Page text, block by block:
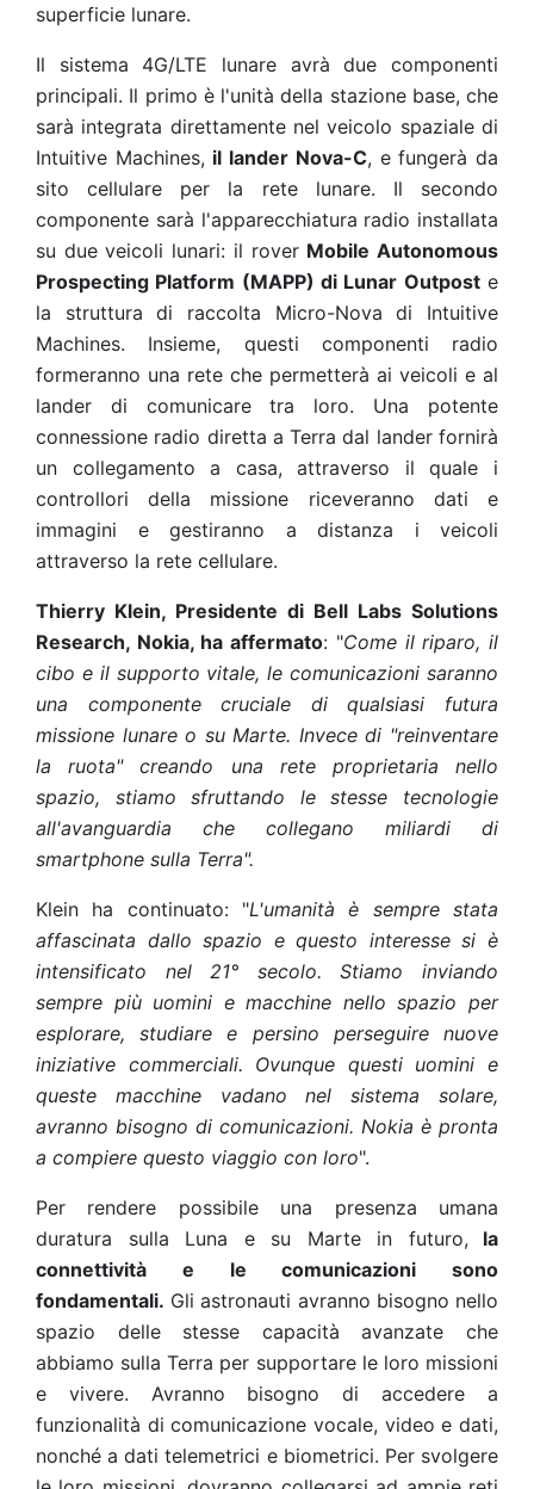
superficie lunare.
Il sistema 4G/LTE lunare avràdue componenti
principali. Il primo è l'unità della stazione base, che
sarà integrata direttamente nel veicolo spaziale di
Intuitive Machines, il lander Nova-C, e fungerà da
sito cellulare per la rete lunare. Il secondo
componente sarà l'apparecchiatura radio installata
su due veicoli lunari: il rover Mobile Autonomous
Prospecting Platform (MAPP) di Lunar Outposte
la struttura di raccolta Micro-Nova di Intuitive
Machines. Insieme, questi componenti radio
formeranno una rete che permetterà ai veicoli e al
lander di comunicare tra loro. Una potente
connessione radio diretta a Terra dal lander fornirà
un collegamento a casa, attraverso il quale i
controllori della missione riceveranno dati e
immagini e gestiranno a distanza i veicoli
attraverso la rete cellulare.
Thierry Klein, Presidente di Bell Labs Solutions
Research, Nokia, ha affermato: "Come il riparo, il
cibo e il supporto vitale, le comunicazioni saranno
una componente cruciale di qualsiasi futura
missione lunare o su Marte. Invece di "reinventare
la ruota" creando una rete proprietaria nello
spazio, stiamo sfruttando le stesse tecnologie
all'avanguardia che collegano miliardi di
smartphone sulla Terra".
Klein ha continuato: "L'umanità è sempre stata
affascinata dallo spazio e questo interesse si è
intensificato nel 21° secolo. Stiamo inviando
sempre più uomini e macchine nello spazio per
esplorare, studiare e persino perseguire nuove
iniziative commerciali. Ovunque questi uomini e
queste macchine vadano nel sistema solare,
avranno bisogno di comunicazioni. Nokia è pronta
a compiere questo viaggio con loro".
Per rendere possibile una presenza umana
duratura sulla Luna e su Marte in futuro, la
connettività e le comunicazioni sono
fondamentali. Gli astronauti avranno bisogno nello
spazio delle stesse capacità avanzate che
abbiamo sulla Terra per supportare le loro missioni
e vivere. Avranno bisogno di accedere a
funzionalità di comunicazione vocale, video e dati,
nonché a dati telemetrici e biometrici. Per svolgere